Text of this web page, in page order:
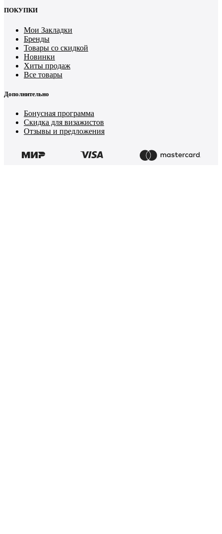
ПОКУПКИ
Мои Закладки
Бренды
Товары со скидкой
Новинки
Хиты продаж
Все товары
Дополнительно
Бонусная программа
Скидка для визажистов
Отзывы и предложения